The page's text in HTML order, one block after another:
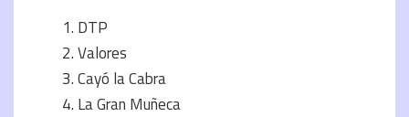
DTP
Valores
Cayó la Cabra
La Gran Muñeca